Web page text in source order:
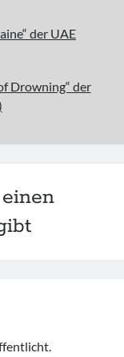
der UAE
Drowning“ der